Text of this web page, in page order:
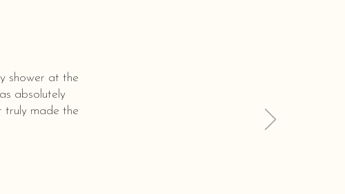
shower at the
absolutely
truly made the